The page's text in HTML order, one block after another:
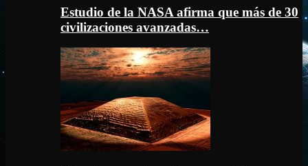
Estudio de la NASA afirma que más de 30
civilizaciones avanzadas…